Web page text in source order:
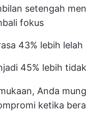
setengah
fokus
43% lebih lelah
45% lebih
Anda
ketika